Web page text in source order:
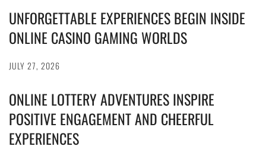
UNFORGETTABLE EXPERIENCES BEGIN INSIDE
ONLINE CASINO GAMING WORLDS
JULY 27, 2026
ONLINE LOTTERY ADVENTURES INSPIRE
POSITIVE ENGAGEMENT AND CHEERFUL
EXPERIENCES